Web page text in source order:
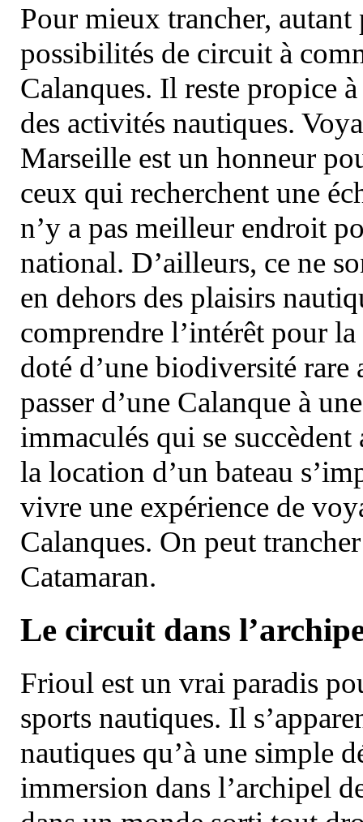
Pour mieux trancher, autant
possibilités de circuit à
Calanques. Il reste propice
des activités nautiques.
Marseille est un honneur
ceux qui recherchent une
n’y a pas meilleur endroit
national. D’ailleurs, ce ne
en dehors des plaisirs
comprendre l’intérêt pour
doté d’une biodiversité
passer d’une Calanque à
immaculés qui se
la location d’un bateau
vivre une expérience de
Calanques. On peut
Catamaran.
Le circuit dans
Frioul est un vrai paradis
sports nautiques. Il
nautiques qu’à une simple
immersion dans l’archipel